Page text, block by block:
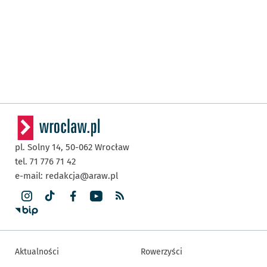
pl. Solny 14, 50-062 Wrocław
tel. 71 776 71 42
e-mail: redakcja@araw.pl
Aktualności Rowerzyści